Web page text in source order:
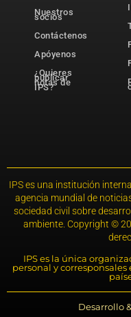
Nuestros
socios
Contáctenos
Apóyenos
¿Quieres
publicar
notas de
IPS?
IPS es una institución
agencia mundial de
sociedad civil sobre
ambiente. Copyright ©
IPS es la única
personal y
Desarrollo